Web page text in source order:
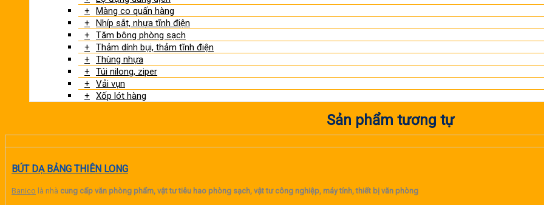
Màng co quấn hàng
Nhíp sắt, nhựa tĩnh điện
Tăm bông phòng sạch
Thảm dính bụi, thảm tĩnh điện
Thùng nhựa
Túi nilong, ziper
Vải vụn
Xốp lót hàng
Sản phẩm tương tự
BÚT DẠ BẢNG THIÊN LONG
Banico là nhà cung cấp văn phòng phẩm, vật tư tiêu hao phòng sạch, vật tư công nghiệp, máy tính, thiết bị văn phòng